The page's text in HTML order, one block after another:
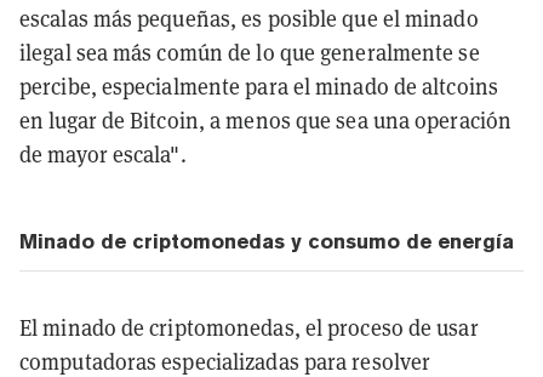
escalas más pequeñas, es posible que el minado
ilegal sea más común de lo que generalmente se
percibe, especialmente para el minado de altcoins
en lugar de Bitcoin, a menos que sea una operación
de mayor escala".
Minado de criptomonedas y consumo de energía
El minado de criptomonedas, el proceso de usar
computadoras especializadas para resolver